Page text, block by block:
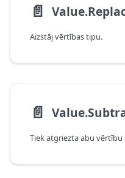
📄️
Aizstāj vērtības tipu.
📄️
Tiek atgriezta abu vērtību